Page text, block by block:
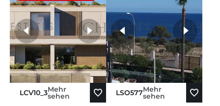
LCV10_3Mehr
sehen
weitere Fotos
LSO577Mehr
sehen